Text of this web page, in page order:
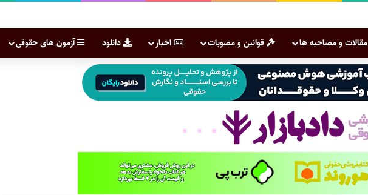
مقالات و مصاحبه ها قوانین و مصوبات اخبار دانلود آزمون های حقوقی